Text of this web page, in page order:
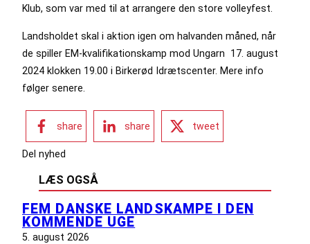
Klub, som var med til at arrangere den store volleyfest.
Landsholdet skal i aktion igen om halvanden måned, når
de spiller EM-kvalifikationskamp mod Ungarn 17. august
2024 klokken 19.00 i Birkerød Idrætscenter. Mere info
følger senere.
share share tweet
Del nyhed
LÆS OGSÅ
FEM DANSKE LANDSKAMPE I DEN
KOMMENDE UGE
5. august 2026